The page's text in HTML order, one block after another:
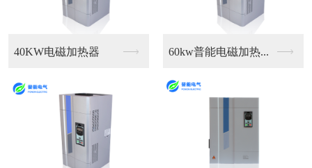
80kw智能变频电磁... 家用10kw电磁采暖...